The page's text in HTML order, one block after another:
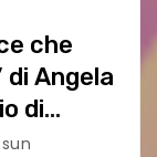
che
Angela
di